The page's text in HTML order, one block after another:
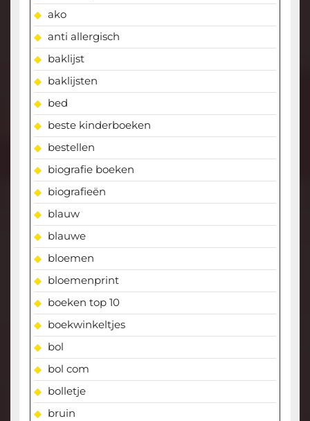
ako
anti allergisch
baklijst
baklijsten
bed
beste kinderboeken
bestellen
biografie boeken
biografieën
blauw
blauwe
bloemen
bloemenprint
boeken top 10
boekwinkeltjes
bol
bol com
bolletje
bruin